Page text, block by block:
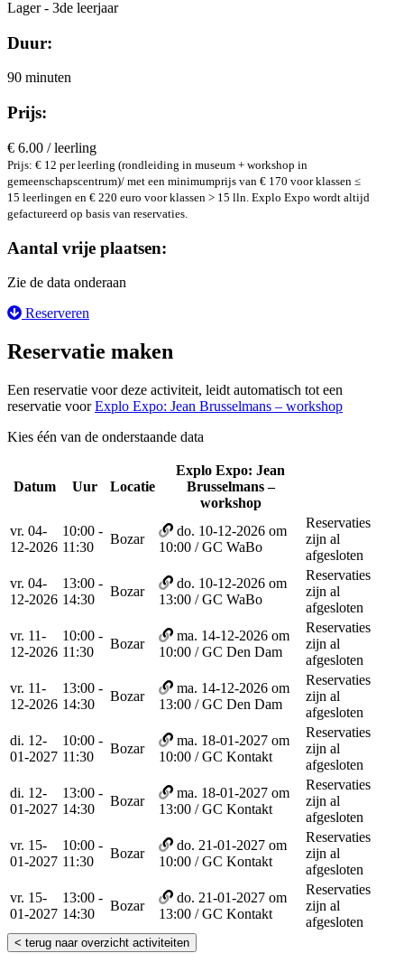
Lager - 3de leerjaar
Duur:
90 minuten
Prijs:
€ 6.00 / leerling
Prijs: € 12 per leerling (rondleiding in museum + workshop in
gemeenschapscentrum)/ met een minimumprijs van € 170 voor klassen ≤
15 leerlingen en € 220 euro voor klassen > 15 lln. Explo Expo wordt altijd
gefactureerd op basis van reservaties.
Aantal vrije plaatsen:
Zie de data onderaan
Reserveren
Reservatie maken
Een reservatie voor deze activiteit, leidt automatisch tot een
reservatie voorExplo Expo: Jean Brusselmans – workshop
Kies één van de onderstaande data
Datum Uur Locatie
Explo Expo: Jean
Brusselmans –
workshop
vr. 04-
12-2026
10:00 -
11:30
Bozar
do. 10-12-2026 om
10:00 / GC WaBo
Reservaties
zijn al
afgesloten
vr. 04-
12-2026
13:00 -
14:30
Bozar
do. 10-12-2026 om
13:00 / GC WaBo
Reservaties
zijn al
afgesloten
vr. 11-
12-2026
10:00 -
11:30
Bozar
ma. 14-12-2026 om
10:00 / GC Den Dam
Reservaties
zijn al
afgesloten
vr. 11-
12-2026
13:00 -
14:30
Bozar
ma. 14-12-2026 om
13:00 / GC Den Dam
Reservaties
zijn al
afgesloten
di. 12-
01-2027
10:00 -
11:30
Bozar
ma. 18-01-2027 om
10:00 / GC Kontakt
Reservaties
zijn al
afgesloten
di. 12-
01-2027
13:00 -
14:30
Bozar
ma. 18-01-2027 om
13:00 / GC Kontakt
Reservaties
zijn al
afgesloten
vr. 15-
01-2027
10:00 -
11:30
Bozar
do. 21-01-2027 om
10:00 / GC Kontakt
Reservaties
zijn al
afgesloten
vr. 15-
01-2027
13:00 -
14:30
Bozar
do. 21-01-2027 om
13:00 / GC Kontakt
Reservaties
zijn al
afgesloten
< terug naar overzicht activiteiten